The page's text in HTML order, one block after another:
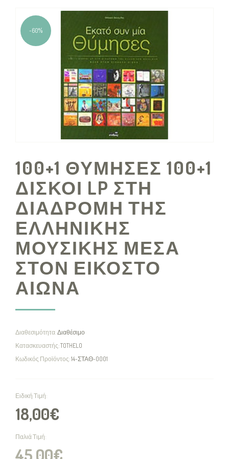
-60%
100+1 ΘΥΜΗΣΕΣ 100+1
ΔΙΣΚΟΙ LP ΣΤΗ
ΔΙΑΔΡΟΜΗ ΤΗΣ
ΕΛΛΗΝΙΚΗΣ
ΜΟΥΣΙΚΗΣ ΜΕΣΑ
ΣΤΟΝ ΕΙΚΟΣΤΟ
ΑΙΩΝΑ
Διαθεσιμότητα:Διαθέσιμο
Κατασκευαστής:TOTHELO
Κωδικός Προϊόντος:14-ΣΤΑΘ-0001
Ειδική Τιμή:
18,00€
Παλιά Τιμή:
45,00€